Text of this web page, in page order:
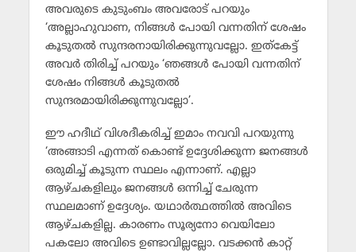
അവരുടെ കുടുംബം അവരോട് പറയും
‘അല്ലാഹുവാണ, നിങ്ങള്‍ പോയി വന്നതിന് ശേഷം
കൂടുതല്‍ സുന്ദരനായിരിക്കുന്നുവല്ലോ. ഇത്‌കേട്ട്
അവര്‍ തിരിച്ച് പറയും ‘ഞങ്ങള്‍ പോയി വന്നതിന്
ശേഷം നിങ്ങള്‍ കൂടുതല്‍
സുന്ദരമായിരിക്കുന്നുവല്ലോ’.
ഈ ഹദീഥ് വിശദീകരിച്ച് ഇമാം നവവി പറയുന്നു
‘അങ്ങാടി എന്നത് കൊണ്ട് ഉദ്ദേശിക്കുന്ന ജനങ്ങള്‍
ഒരുമിച്ച് കൂടുന്ന സ്ഥലം എന്നാണ്. എല്ലാ
ആഴ്ചകളിലും ജനങ്ങള്‍ ഒന്നിച്ച് ചേരുന്ന
സ്ഥലമാണ് ഉദ്ദേശ്യം. യഥാര്‍ത്ഥത്തില്‍ അവിടെ
ആഴ്ചകളില്ല. കാരണം സൂര്യനോ വെയിലോ
പകലോ അവിടെ ഉണ്ടാവില്ലല്ലോ. വടക്കന്‍ കാറ്റ്